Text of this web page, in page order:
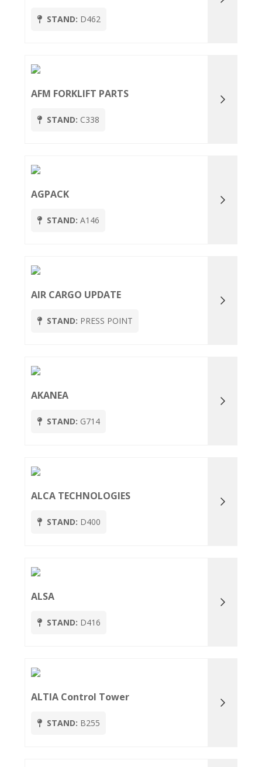
STAND: D462
AFM FORKLIFT PARTS
STAND: C338
AGPACK
STAND: A146
AIR CARGO UPDATE
STAND: PRESS POINT
AKANEA
STAND: G714
ALCA TECHNOLOGIES
STAND: D400
ALSA
STAND: D416
ALTIA Control Tower
STAND: B255